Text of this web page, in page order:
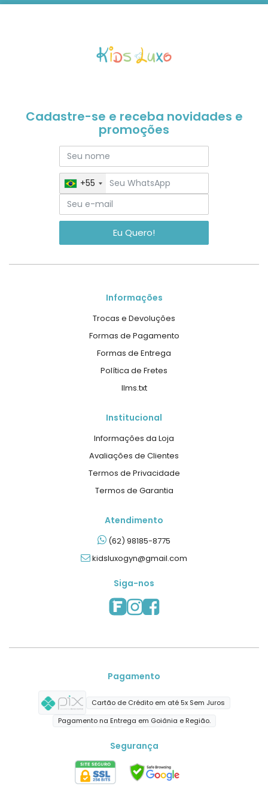
Cadastre-se e receba novidades e
promoções
+55
Eu Quero!
Informações
Trocas e Devoluções
Formas de Pagamento
Formas de Entrega
Política de Fretes
llms.txt
Institucional
Informações da Loja
Avaliações de Clientes
Termos de Privacidade
Termos de Garantia
Atendimento
(62) 98185-8775
kidsluxogyn@gmail.com
Siga-nos
Pagamento
Cartão de Crédito em até 5x Sem Juros
Pagamento na Entrega em Goiânia e Região.
Segurança